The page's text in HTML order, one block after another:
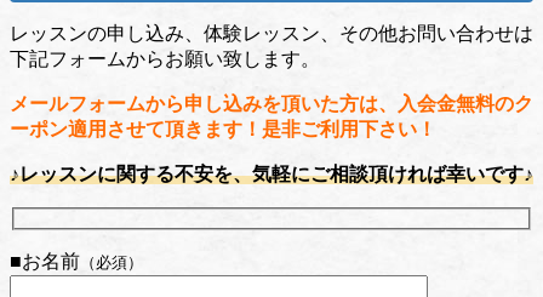
レッスンの申し込み、体験レッスン、その他お問い合わせは
下記フォームからお願い致します。
メールフォームから申し込みを頂いた方は、入会金無料のク
ーポン適用させて頂きます！是非ご利用下さい！
♪レッスンに関する不安を、気軽にご相談頂ければ幸いです♪
■お名前 （必須）